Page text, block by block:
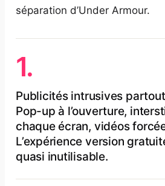
séparation d’Under Armour.
1.
Publicités intrusives
Pop-up à l’ouverture,
chaque écran, vidéos
L’expérience version
quasi inutilisable.